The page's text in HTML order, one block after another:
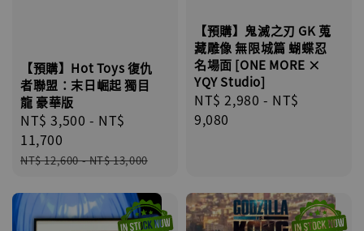
【預購】Hot Toys 復仇
者聯盟：末日崛起 獨目
龍 豪華版
Sale
price
NT$ 3,500 - NT$
11,700
Regular
NT$ 12,600-NT$ 13,000
【預購】鬼滅之刃 GK 蒐
藏雕像 無限城篇 蝴蝶忍
名場面 [ONE MORE ×
YQY Studio]
Regular
price
NT$ 2,980 - NT$
9,080